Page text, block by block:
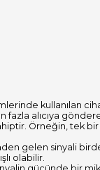
kullanılan
fazla alıcıya
Örneğin, tek bir
gelen sinyali
olabilir.